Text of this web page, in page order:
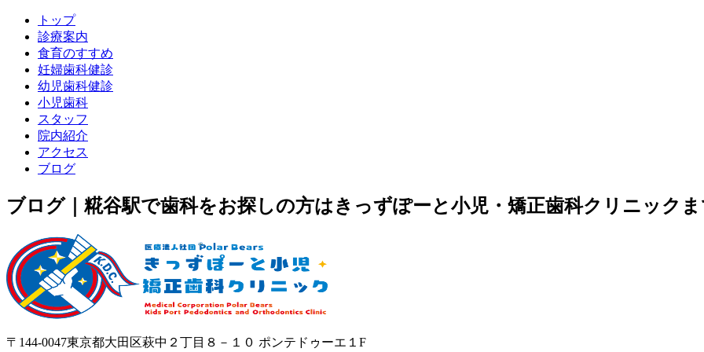
トップ
診療案内
食育のすすめ
妊婦歯科健診
幼児歯科健診
小児歯科
スタッフ
院内紹介
アクセス
ブログ
ブログ｜糀谷駅で歯科をお探しの方はきっずぽーと小児・矯正歯科クリニック
〒144-0047東京都大田区萩中２丁目８－１０ ポンテドゥーエ１F